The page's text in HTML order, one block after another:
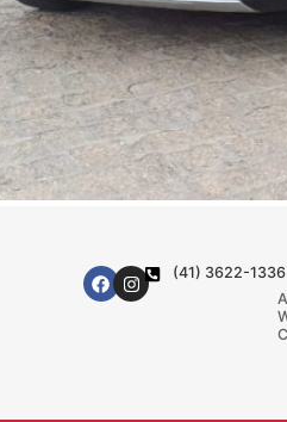
(41) 3622-1336